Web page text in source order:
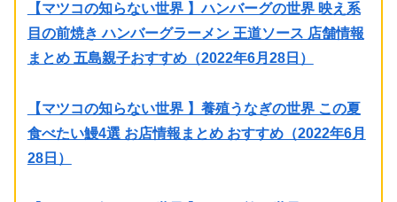
【マツコの知らない世界 】ハンバーグの世界 映え系
目の前焼き ハンバーグラーメン 王道ソース 店舗情報
まとめ 五島親子おすすめ（2022年6月28日）
【マツコの知らない世界 】養殖うなぎの世界 この夏
食べたい鰻4選 お店情報まとめ おすすめ（2022年6月
28日）